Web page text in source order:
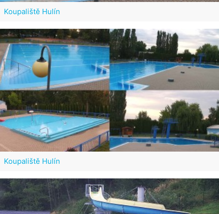
Koupaliště Hulín
Koupaliště Hulín